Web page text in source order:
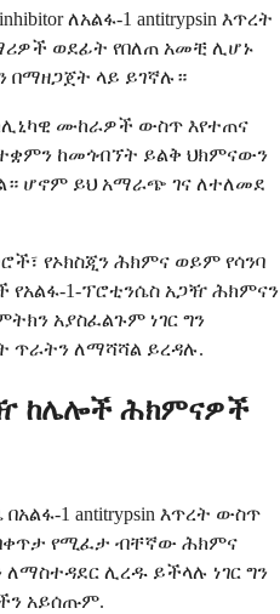
ለአልፋ-1 antitrypsin እጥረት
ወደፊት የበለጠ አመቺ ሊሆኑ
ላይ ይገኛሉ።
ሙከራዎች ውስጥ እየተጠና
ከመጎብኘት ይልቅ ህክምናውን
ሆኖም ይህ አማራጭ ገና ለተለመደ
የኦክስጂን ሕክምና ወይም የሳንባ
1-ፕሮቲንሴስ አጋዥ ሕክምናን
አያስፈልጉም ነገር ግን
ጥራትን ለማሻሻል ይረዳሉ.
ከሌሎች ሕክምናዎች
1 antitrypsin እጥረት ውስጥ
የሚፈታ ብቸኛው ሕክምና
ሊረዱ ይችላሉ ነገር ግን
አይሰጡም.